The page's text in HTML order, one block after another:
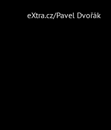
eXtra.cz/Pavel Dvořák